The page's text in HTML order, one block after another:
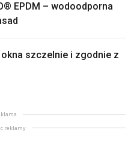
EPDM – wodoodporna
szczelnie i zgodnie z
reklamy